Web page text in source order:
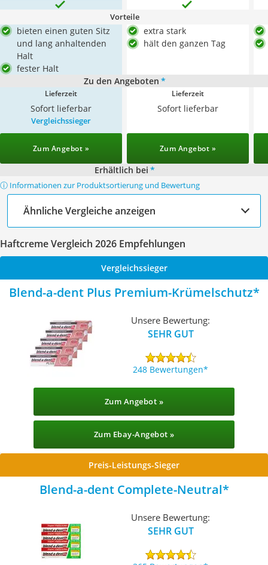
Vorteile
bieten einen guten Sitz
und lang anhaltenden
Halt
fester Halt
extra stark
hält den ganzen Tag
Zu den Angeboten *
Lieferzeit
Sofort lieferbar
Lieferzeit
Sofort lieferbar
Vergleichssieger
Zum Angebot » Zum Angebot »
Erhältlich bei *
ⓘ Informationen zur Produktsortierung und Bewertung
Ähnliche Vergleiche anzeigen
Haftcreme Vergleich 2026 Empfehlungen
Vergleichssieger
Blend-a-dent Plus Premium-Krümelschutz
Unsere Bewertung:
SEHR GUT
248 Bewertungen
Zum Angebot »
Zum Ebay-Angebot »
Preis-Leistungs-Sieger
Blend-a-dent Complete-Neutral
Unsere Bewertung:
SEHR GUT